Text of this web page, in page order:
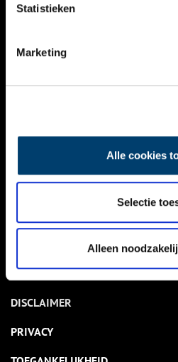
Statistieken
Marketing
Alle cookies
Selectie
Alleen
NIEUWS
KALENDER
ACTIVITEITEN
NIEUWSBRIEF
DISCLAIMER
PRIVACY